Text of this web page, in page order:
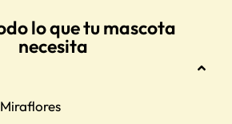
lo que tu mascota
necesita